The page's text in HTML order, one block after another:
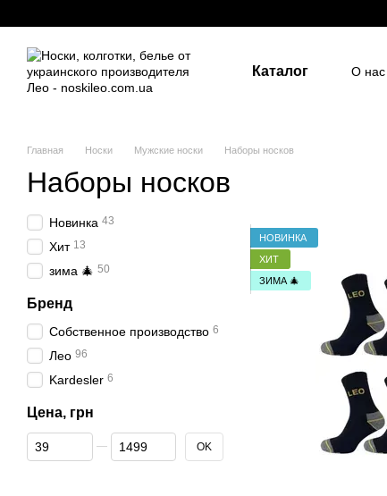
Каталог О нас
Главная Носки Мужские носки Наборы носков
Наборы носков
НОВИНКА
ХИТ
ЗИМА 🎄
Новинка 43
Хит 13
зима 🎄 50
Бренд
Собственное производство 6
Лео 96
Kardesler 6
Цена, грн
От Цена, грн
До Цена, грн OK